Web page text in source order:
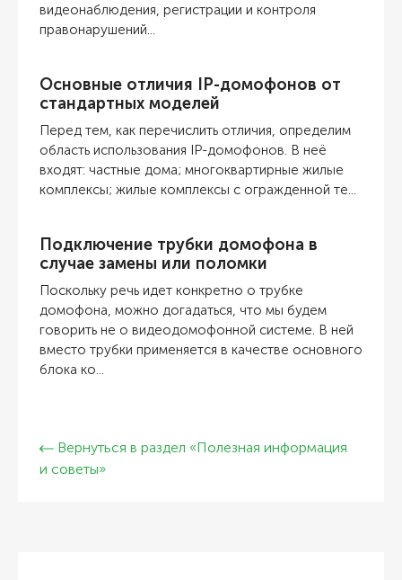
видеонаблюдения, регистрации и контроля
правонарушений...
Основные отличия IP-домофонов от
стандартных моделей
Перед тем, как перечислить отличия, определим
область использования IP-домофонов. В неё
входят: частные дома; многоквартирные жилые
комплексы; жилые комплексы с огражденной те...
Подключение трубки домофона в
случае замены или поломки
Поскольку речь идет конкретно о трубке
домофона, можно догадаться, что мы будем
говорить не о видеодомофонной системе. В ней
вместо трубки применяется в качестве основного
блока ко...
Вернуться в раздел «Полезная информация
и советы»